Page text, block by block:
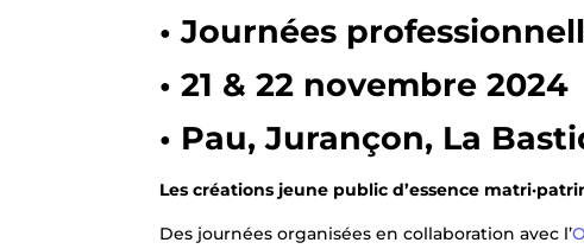
• Journées
• 21 & 22 novembre 2024
• Pau, Jurançon, La
Les créations jeune public d’essence
Des journées organisées en collaboration avec l’